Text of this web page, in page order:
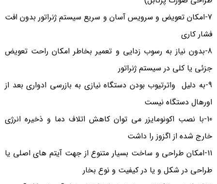
7-امکان تعویض و سرویس آسان و سریع سیستم ژنراتور بدون افت
فشار کاری
8-بدون نیاز به رسوب زدایی و تعمیر بخاطر امکان راحت تعویض
جزئی یا کلی در سیستم ژنراتور
9-به دلیل واترتیوب بودن دستگاه نیازی به بازرسی ادواری بعد از
اورهال دستگاه نیست
10-با نصب اکونومایزر می توان کاهش اتلاف دما و ذخیره انرژی
خارج شده از اگزوز را داشت
11-امکان طراحی و ساخت بسیار متنوع از جهت آیتم های اصلی یا
طراحی در شکل و یا در کیفیت و نوع بخار